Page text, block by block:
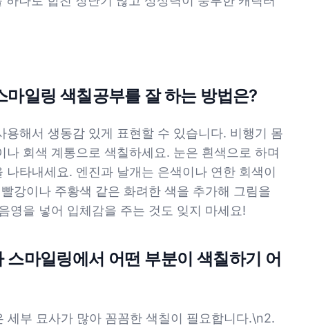
일링 색칠공부를 잘 하는 방법은?
해서 생동감 있게 표현할 수 있습니다. 비행기 몸
회색 계통으로 색칠하세요. 눈은 흰색으로 하며
타내세요. 엔진과 날개는 은색이나 연한 회색이
강이나 주황색 같은 화려한 색을 추가해 그림을
영을 넣어 입체감을 주는 것도 잊지 마세요!
마일링에서 어떤 부분이 색칠하기 어
세부 묘사가 많아 꼼꼼한 색칠이 필요합니다.\n2.